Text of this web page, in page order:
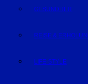
GESUNDHEIT
REISE &
LIFE-STYLE